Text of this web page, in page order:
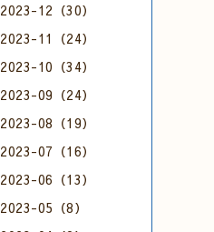
2023-12（30）
2023-11（24）
2023-10（34）
2023-09（24）
2023-08（19）
2023-07（16）
2023-06（13）
2023-05（8）